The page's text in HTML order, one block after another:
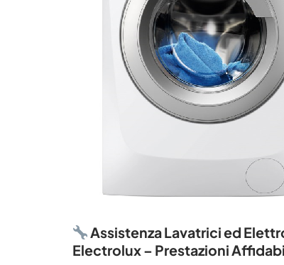
Assistenza Lavatrici ed
Electrolux – Prestazioni